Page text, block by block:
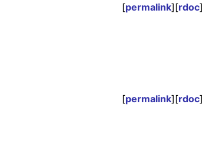
[permalink][rdoc]
[permalink][rdoc]